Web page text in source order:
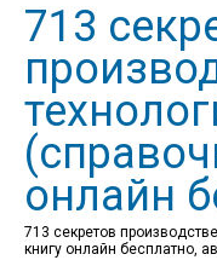
713
онлайн
713 секретов
книгу онлайн бесплатно,